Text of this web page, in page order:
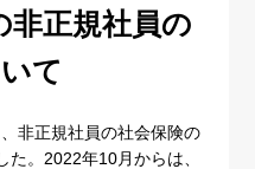
非正規社員の
て
非正規社員の社会保険の
。2022年10月からは、